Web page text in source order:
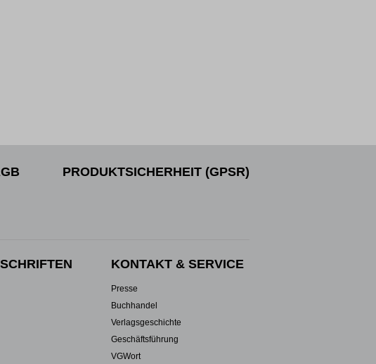
PRODUKTSICHERHEIT (GPSR)
KONTAKT & SERVICE
Presse
Buchhandel
Verlagsgeschichte
Geschäftsführung
VGWort